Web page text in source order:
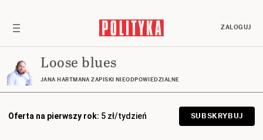
ZALOGUJ
Loose blues
JANA HARTMANA ZAPISKI NIEODPOWIEDZIALNE
Oferta na pierwszy rok: 5 zł/tydzień SUBSKRYBUJ